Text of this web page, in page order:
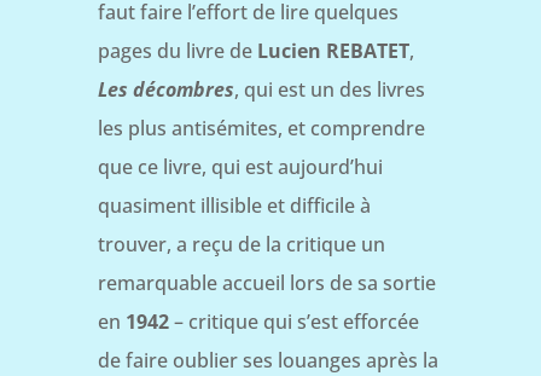
faut faire l’effort de lire quelques
pages du livre de Lucien REBATET,
Les décombres, qui est un des livres
les plus antisémites, et comprendre
que ce livre, qui est aujourd’hui
quasiment illisible et difficile à
trouver, a reçu de la critique un
remarquable accueil lors de sa sortie
en 1942– critique qui s’est efforcée
de faire oublier ses louanges après la